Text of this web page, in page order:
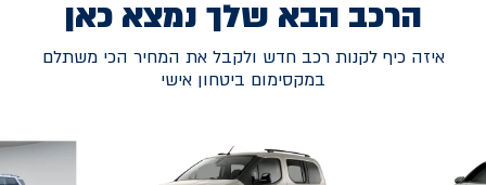
הרכב הבא שלך נמצא כאן
איזה כיף לקנות רכב חדש ולקבל את המחיר הכי משתלם
במקסימום ביטחון אישי